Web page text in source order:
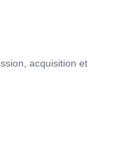
acquisition et